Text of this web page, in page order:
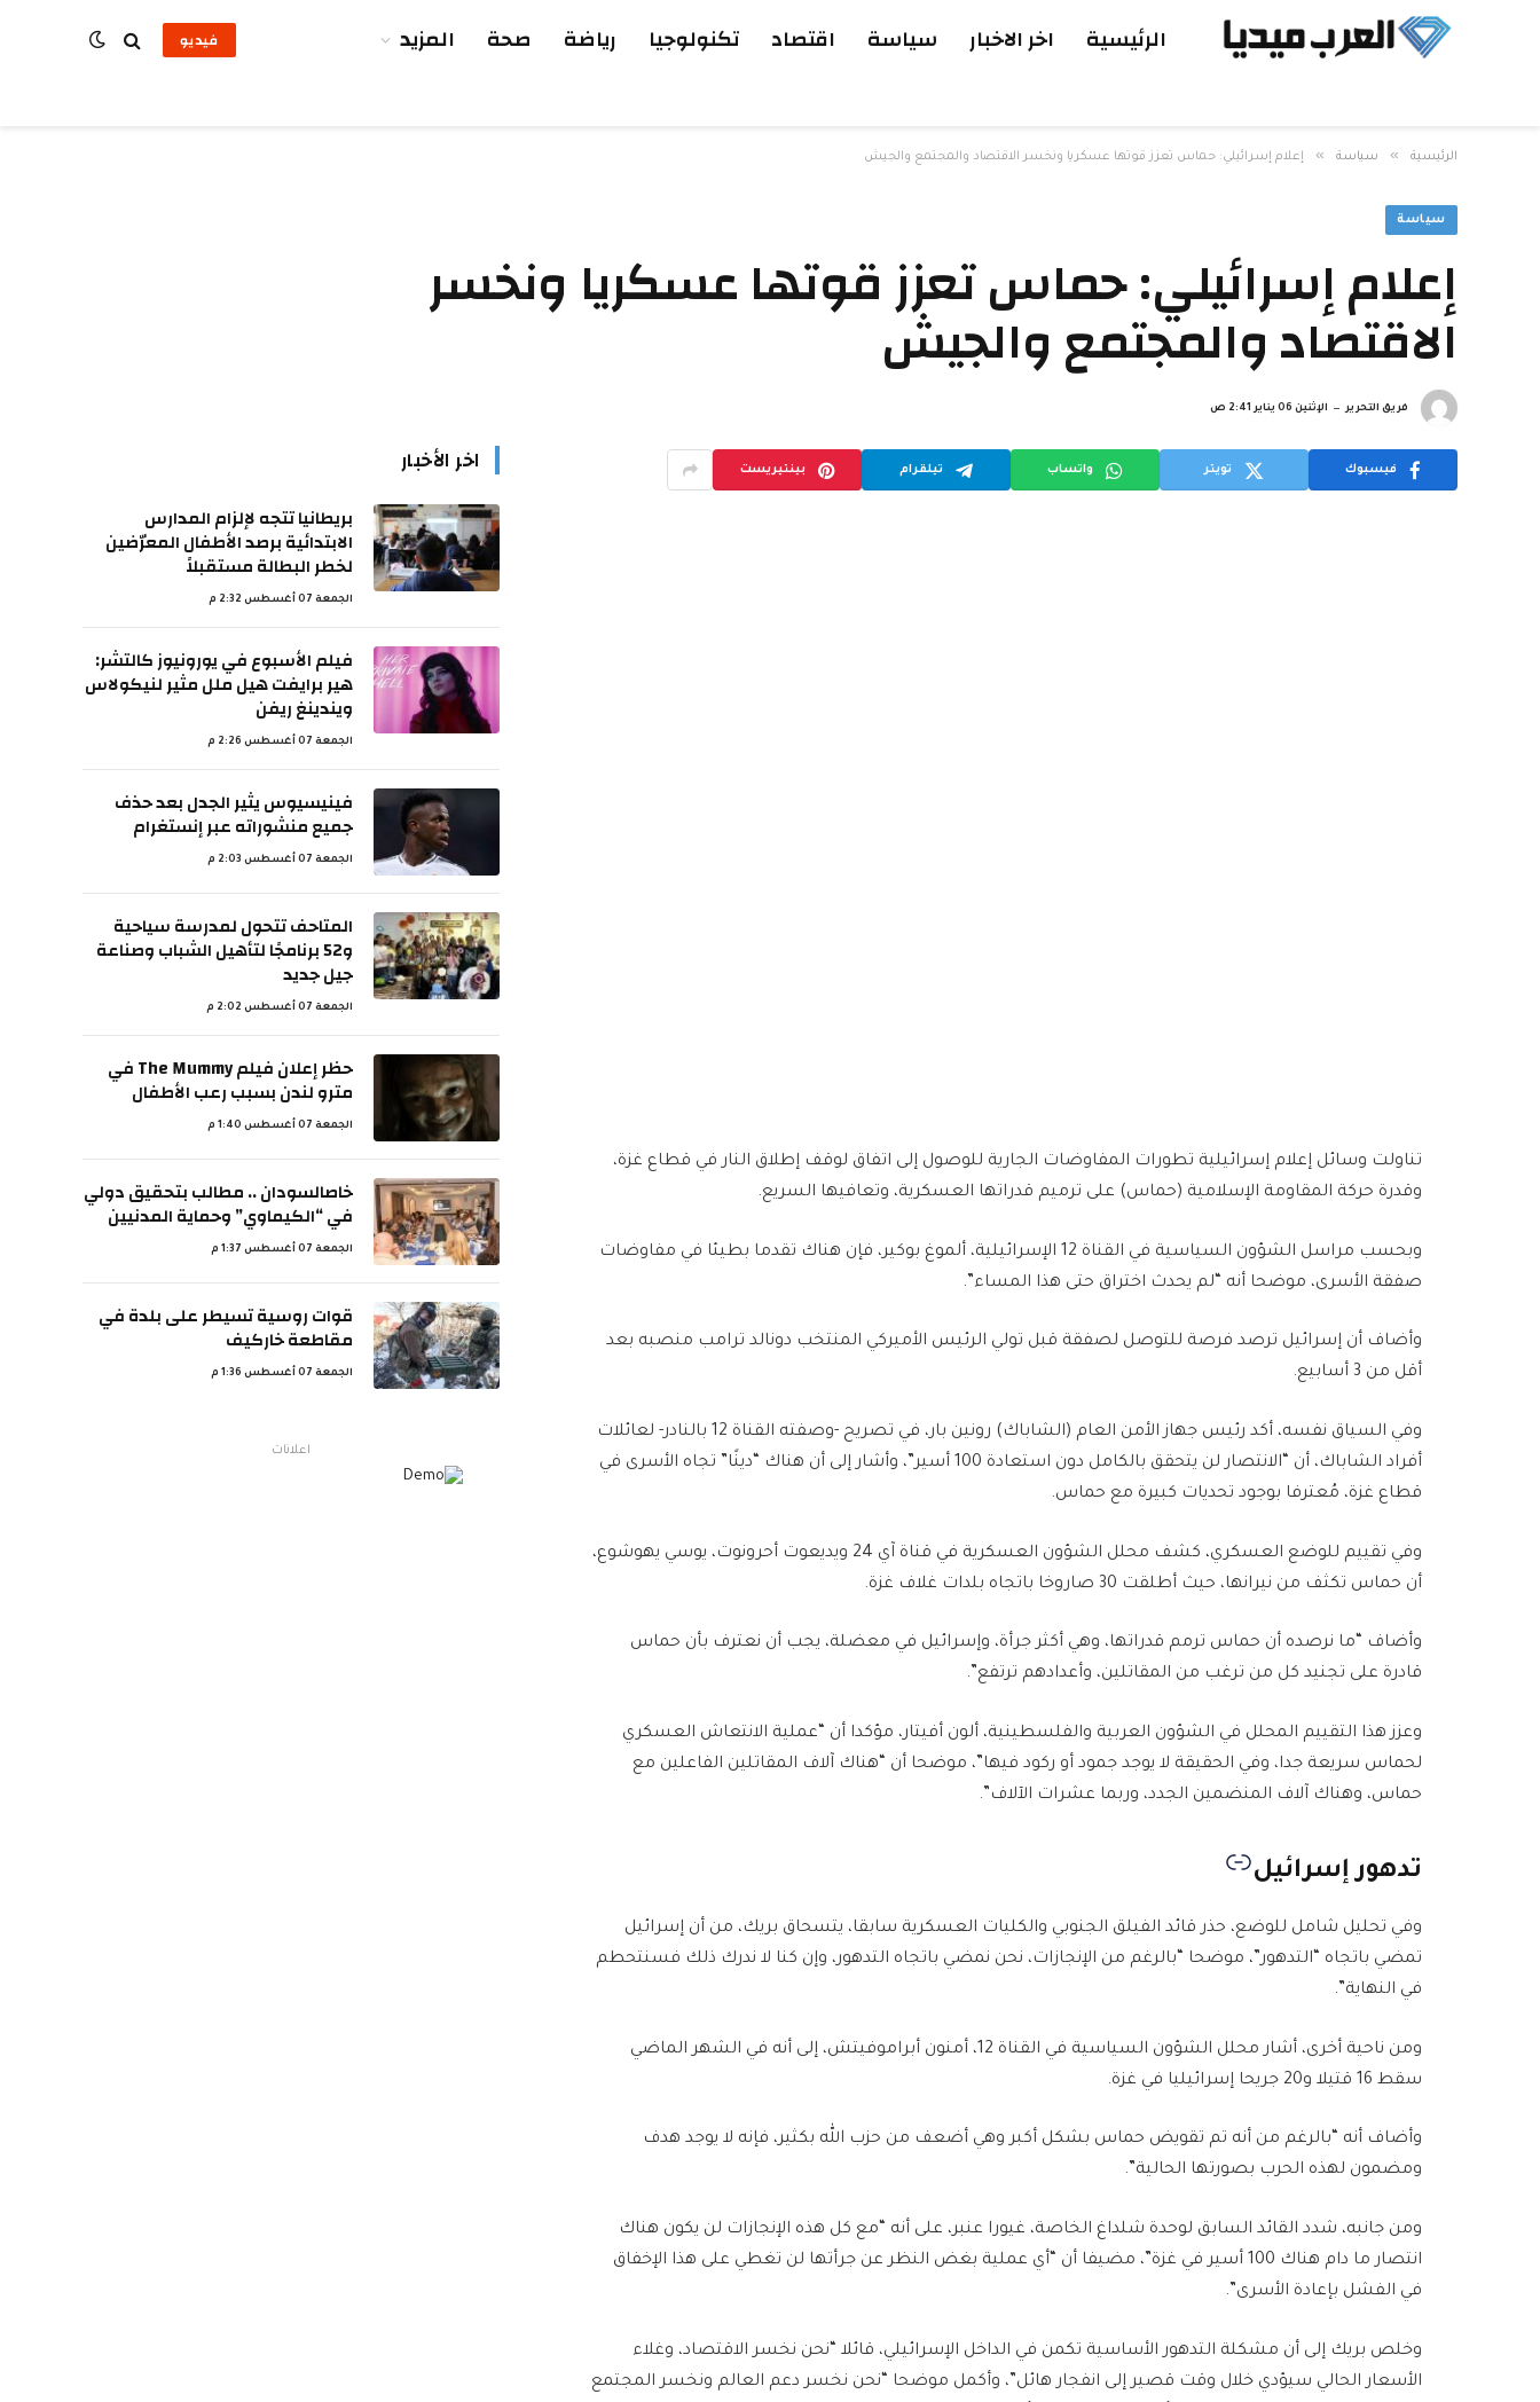
الرئيسية اخر الاخبار سياسة اقتصاد تكنولوجيا رياضة صحة المزيد فيديو
الرئيسية » سياسة » إعلام إسرائيلي: حماس تعزز قوتها عسكريا ونخسر الاقتصاد والمجتمع والجيش
سياسة
إعلام إسرائيلي: حماس تعزز قوتها عسكريا ونخسر
الاقتصاد والمجتمع والجيش
فريق التحرير الإثنين 06 يناير 2:41 ص
فيسبوك تويتر واتساب تيلقرام بينتيريست
تناولت وسائل إعلام إسرائيلية تطورات المفاوضات الجارية للوصول إلى اتفاق لوقف إطلاق النار في قطاع غزة،
وقدرة حركة المقاومة الإسلامية (حماس) على ترميم قدراتها العسكرية، وتعافيها السريع.
وبحسب مراسل الشؤون السياسية في القناة 12 الإسرائيلية، ألموغ بوكير، فإن هناك تقدما بطيئا في مفاوضات
صفقة الأسرى، موضحا أنه “لم يحدث اختراق حتى هذا المساء”.
وأضاف أن إسرائيل ترصد فرصة للتوصل لصفقة قبل تولي الرئيس الأميركي المنتخب دونالد ترامب منصبه بعد
أقل من 3 أسابيع.
وفي السياق نفسه، أكد رئيس جهاز الأمن العام (الشاباك) رونين بار، في تصريح -وصفته القناة 12 بالنادر- لعائلات
أفراد الشاباك، أن “الانتصار لن يتحقق بالكامل دون استعادة 100 أسير”، وأشار إلى أن هناك “دينًا” تجاه الأسرى في
قطاع غزة، مُعترفا بوجود تحديات كبيرة مع حماس.
وفي تقييم للوضع العسكري، كشف محلل الشؤون العسكرية في قناة آي 24 ويديعوت أحرونوت، يوسي يهوشوع،
أن حماس تكثف من نيرانها، حيث أطلقت 30 صاروخا باتجاه بلدات غلاف غزة.
وأضاف “ما نرصده أن حماس ترمم قدراتها، وهي أكثر جرأة، وإسرائيل في معضلة، يجب أن نعترف بأن حماس
قادرة على تجنيد كل من ترغب من المقاتلين، وأعدادهم ترتفع”.
وعزز هذا التقييم المحلل في الشؤون العربية والفلسطينية، ألون أفيتار، مؤكدا أن “عملية الانتعاش العسكري
لحماس سريعة جدا، وفي الحقيقة لا يوجد جمود أو ركود فيها”، موضحا أن “هناك آلاف المقاتلين الفاعلين مع
حماس، وهناك آلاف المنضمين الجدد، وربما عشرات الآلاف”.
تدهور إسرائيل
وفي تحليل شامل للوضع، حذر قائد الفيلق الجنوبي والكليات العسكرية سابقا، يتسحاق بريك، من أن إسرائيل
تمضي باتجاه “التدهور”، موضحا “بالرغم من الإنجازات، نحن نمضي باتجاه التدهور، وإن كنا لا ندرك ذلك فسنتحطم
في النهاية”.
ومن ناحية أخرى، أشار محلل الشؤون السياسية في القناة 12، أمنون أبراموفيتش، إلى أنه في الشهر الماضي
سقط 16 قتيلا و20 جريحا إسرائيليا في غزة.
وأضاف أنه “بالرغم من أنه تم تقويض حماس بشكل أكبر وهي أضعف من حزب الله بكثير، فإنه لا يوجد هدف
ومضمون لهذه الحرب بصورتها الحالية”.
ومن جانبه، شدد القائد السابق لوحدة شلداغ الخاصة، غيورا عنبر، على أنه “مع كل هذه الإنجازات لن يكون هناك
انتصار ما دام هناك 100 أسير في غزة”، مضيفا أن “أي عملية بغض النظر عن جرأتها لن تغطي على هذا الإخفاق
في الفشل بإعادة الأسرى”.
وخلص بريك إلى أن مشكلة التدهور الأساسية تكمن في الداخل الإسرائيلي، قائلا “نحن نخسر الاقتصاد، وغلاء
الأسعار الحالي سيؤدي خلال وقت قصير إلى انفجار هائل”، وأكمل موضحا “نحن نخسر دعم العالم ونخسر المجتمع
اخر الأخبار
بريطانيا تتجه لإلزام المدارس
الابتدائية برصد الأطفال المعرّضين
لخطر البطالة مستقبلاً
الجمعة 07 أغسطس 2:32 م
فيلم الأسبوع في يورونيوز كالتشر:
هير برايفت هيل ملل مثير لنيكولاس
ويندينغ ريفن
الجمعة 07 أغسطس 2:26 م
فينيسيوس يثير الجدل بعد حذف
جميع منشوراته عبر إنستغرام
الجمعة 07 أغسطس 2:03 م
المتاحف تتحول لمدرسة سياحية
و52 برنامجًا لتأهيل الشباب وصناعة
جيل جديد
الجمعة 07 أغسطس 2:02 م
حظر إعلان فيلم The Mummy في
مترو لندن بسبب رعب الأطفال
الجمعة 07 أغسطس 1:40 م
خاصالسودان .. مطالب بتحقيق دولي
في “الكيماوي” وحماية المدنيين
الجمعة 07 أغسطس 1:37 م
قوات روسية تسيطر على بلدة في
مقاطعة خاركيف
الجمعة 07 أغسطس 1:36 م
اعلانات